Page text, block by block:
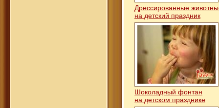
Дрессированные
на детский праздник
Шоколадный фонтан
на детском празднике